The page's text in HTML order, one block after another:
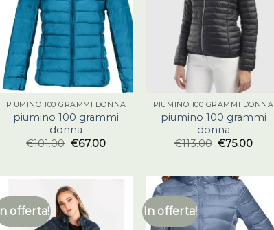
PIUMINO 100 GRAMMI DONNA
piumino 100 grammi
donna
€101.00 €67.00
PIUMINO 100 GRAMMI DONNA
piumino 100 grammi
donna
€113.00 €75.00
In offerta! In offerta!